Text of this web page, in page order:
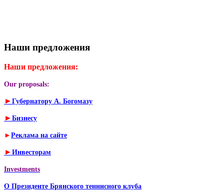
Наши предложения
Наши предложения:
Our proposals:
► Губернатору А. Богомазу
► Бизнесу
► Реклама на сайте
► Инвесторам
Investments
О Президенте Брянского теннисного клуба